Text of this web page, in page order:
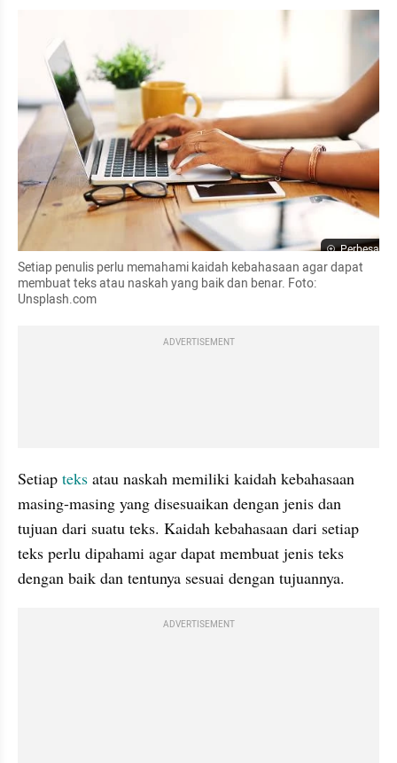
Perbesar
Setiap penulis perlu memahami kaidah kebahasaan agar dapat
membuat teks atau naskah yang baik dan benar. Foto:
Unsplash.com
ADVERTISEMENT
Setiap teks atau naskah memiliki kaidah kebahasaan
masing-masing yang disesuaikan dengan jenis dan
tujuan dari suatu teks. Kaidah kebahasaan dari setiap
teks perlu dipahami agar dapat membuat jenis teks
dengan baik dan tentunya sesuai dengan tujuannya.
ADVERTISEMENT